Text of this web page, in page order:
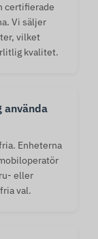
certifierade
Vi säljer
vilket
kvalitet.
använda
Enheterna
eller
val.